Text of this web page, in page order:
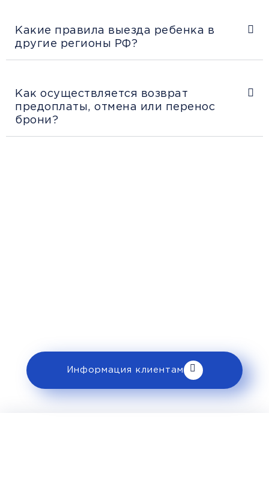
Какие правила выезда ребенка в
другие регионы РФ?
Как осуществляется возврат
предоплаты, отмена или перенос
брони?
Информация клиентам